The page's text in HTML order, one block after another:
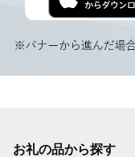
お礼の品から探す